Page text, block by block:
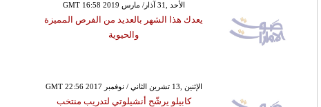
GMT 16:58 2019 الأحد ,31 آذار/ مارس
يعدك هذا الشهر بالعديد من الفرص المميزة
والحيوية
GMT 22:56 2017 الإثنين ,13 تشرين الثاني / نوفمبر
كابيلو يرشّح أنشيلوتي لتدريب منتخب